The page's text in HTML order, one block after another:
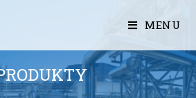
MENU